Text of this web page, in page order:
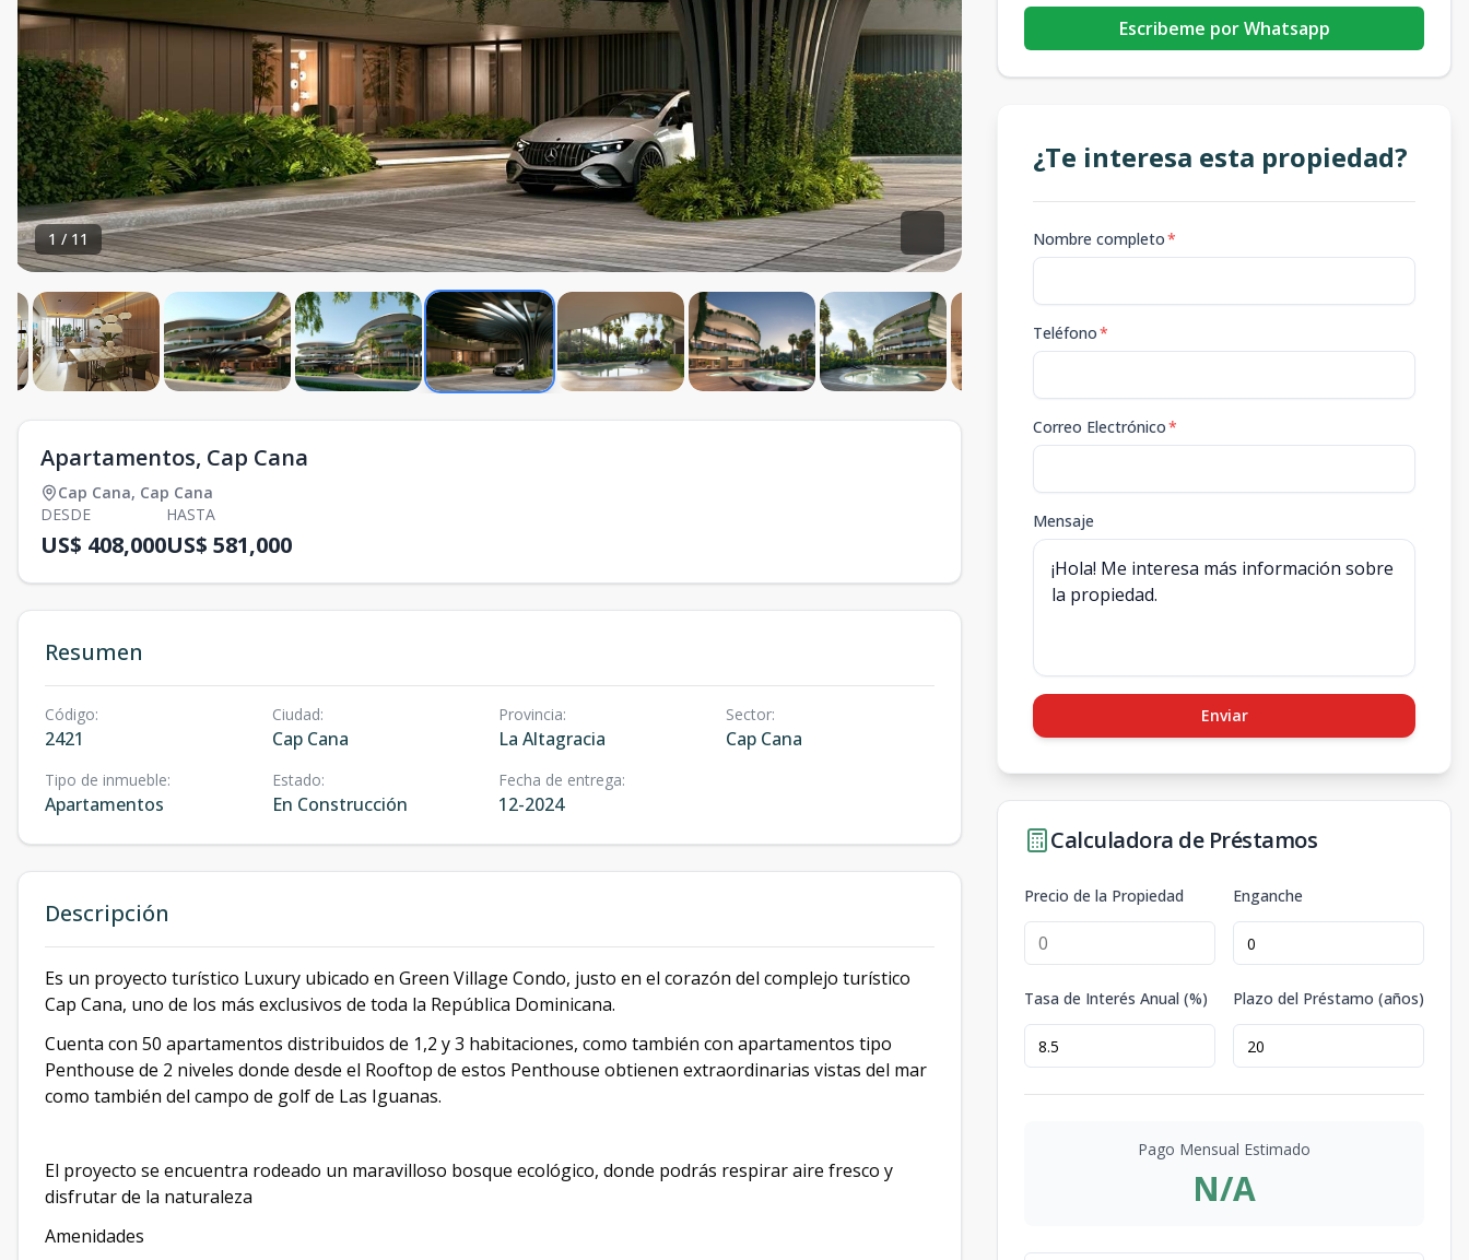
1 / 11
Apartamentos, Cap Cana
Cap Cana, Cap Cana
DESDE
US$ 408,000
HASTA
US$ 581,000
Resumen
Código:
2421
Ciudad:
Cap Cana
Provincia:
La Altagracia
Sector:
Cap Cana
Tipo de inmueble:
Apartamentos
Estado:
En Construcción
Fecha de entrega:
12-2024
Descripción
Es un proyecto turístico Luxury ubicado en Green Village Condo, justo en el corazón del complejo turístico
Cap Cana, uno de los más exclusivos de toda la República Dominicana.
Cuenta con 50 apartamentos distribuidos de 1,2 y 3 habitaciones, como también con apartamentos tipo
Penthouse de 2 niveles donde desde el Rooftop de estos Penthouse obtienen extraordinarias vistas del mar
como también del campo de golf de Las Iguanas.
El proyecto se encuentra rodeado un maravilloso bosque ecológico, donde podrás respirar aire fresco y
disfrutar de la naturaleza
Amenidades
Escribeme por Whatsapp
¿Te interesa esta propiedad?
Nombre completo*
Teléfono*
Correo Electrónico*
Mensaje
Enviar
Calculadora de Préstamos
Precio de la Propiedad Enganche
Tasa de Interés Anual (%) Plazo del Préstamo (años)
Pago Mensual Estimado
N/A